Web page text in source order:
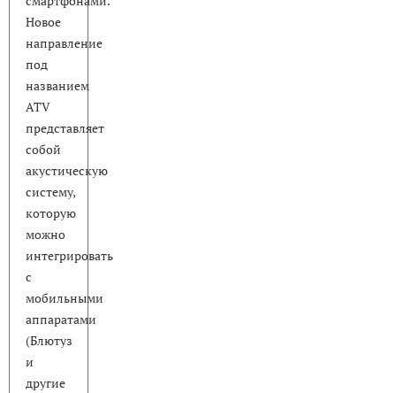
Новое
направление
под
названием
ATV
представляет
собой
акустическую
систему,
которую
можно
интегрировать
с
мобильными
аппаратами
(Блютуз
и
другие